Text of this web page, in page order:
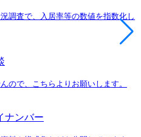
調査で、入居率等の数値を指数化し
ので、こちらよりお願いします。
ナンバー